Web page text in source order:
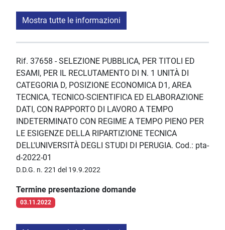
Mostra tutte le informazioni
Rif. 37658 - SELEZIONE PUBBLICA, PER TITOLI ED
ESAMI, PER IL RECLUTAMENTO DI N. 1 UNITÀ DI
CATEGORIA D, POSIZIONE ECONOMICA D1, AREA
TECNICA, TECNICO-SCIENTIFICA ED ELABORAZIONE
DATI, CON RAPPORTO DI LAVORO A TEMPO
INDETERMINATO CON REGIME A TEMPO PIENO PER
LE ESIGENZE DELLA RIPARTIZIONE TECNICA
DELL'UNIVERSITÀ DEGLI STUDI DI PERUGIA. Cod.: pta-
d-2022-01
D.D.G. n. 221 del 19.9.2022
Termine presentazione domande
03.11.2022